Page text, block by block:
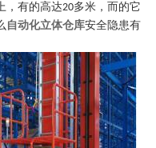
，有的高达20多米，而的它
自动化立体仓库安全隐患有